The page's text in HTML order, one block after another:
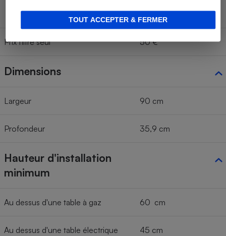
TOUT ACCEPTER & FERMER
confirmer)
Prix filtre seul 50 €
Dimensions
Largeur 90 cm
Profondeur 35,9 cm
Hauteur d'installation
minimum
Au dessus d'une table à gaz 60 cm
Au dessus d'une table électrique 45 cm